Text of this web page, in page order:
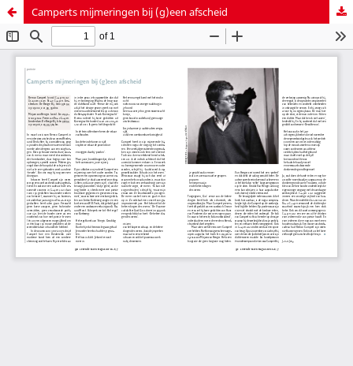
Camperts mijmeringen bij (g)een afscheid